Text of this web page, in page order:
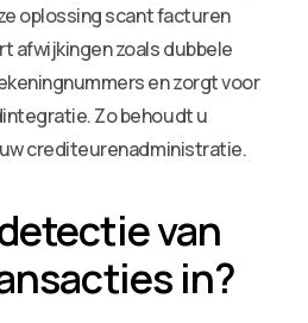
oplossing scant facturen
afwijkingen zoals dubbele
en zorgt voor
Zo behoudt u
crediteurenadministratie.
van
in?